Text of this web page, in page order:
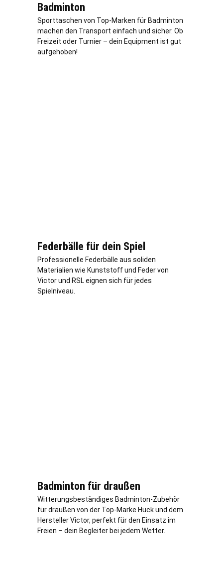
Badminton
Sporttaschen von Top-Marken für Badminton
machen den Transport einfach und sicher. Ob
Freizeit oder Turnier – dein Equipment ist gut
aufgehoben!
Federbälle für dein Spiel
Professionelle Federbälle aus soliden
Materialien wie Kunststoff und Feder von
Victor und RSL eignen sich für jedes
Spielniveau.
Badminton für draußen
Witterungsbeständiges Badminton-Zubehör
für draußen von der Top-Marke Huck und dem
Hersteller Victor, perfekt für den Einsatz im
Freien – dein Begleiter bei jedem Wetter.